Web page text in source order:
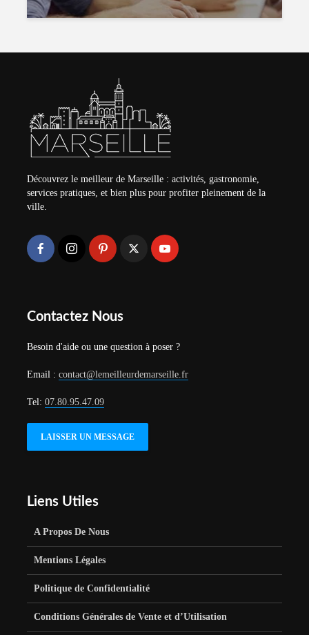
Découvrez le meilleur de Marseille : activités, gastronomie,
services pratiques, et bien plus pour profiter pleinement de la
ville.
Contactez Nous
Besoin d'aide ou une question à poser ?
Email : contact@lemeilleurdemarseille.fr
Tel: 07.80.95.47.09
LAISSER UN MESSAGE
Liens Utiles
A Propos De Nous
Mentions Légales
Politique de Confidentialité
Conditions Générales de Vente et d’Utilisation